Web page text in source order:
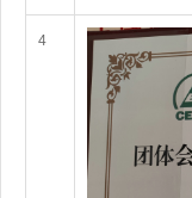
4